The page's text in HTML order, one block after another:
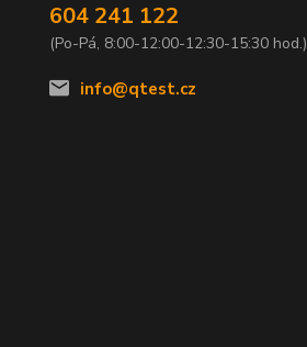
604 241 122
(Po-Pá, 8:00-12:00-12:30-15:30 hod.)
info@qtest.cz